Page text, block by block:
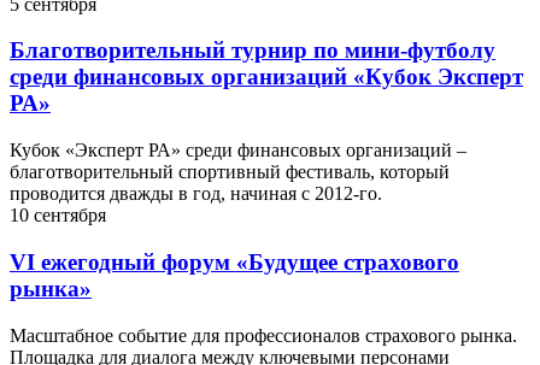
Благотворительный турнир по мини-футболу
среди финансовых организаций «Кубок Эксперт
РА»
Кубок «Эксперт РА» среди финансовых организаций –
благотворительный спортивный фестиваль, который
проводится дважды в год, начиная с 2012-го.
10 сентября
VI ежегодный форум «Будущее страхового
рынка»
Масштабное событие для профессионалов страхового рынка.
Площадка для диалога между ключевыми персонами